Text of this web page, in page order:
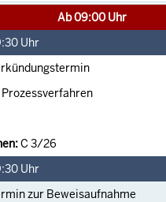
Ab 09:00 Uhr
Uhr
Prozessverfahren
C 3/26
Uhr
zur Beweisaufnahme